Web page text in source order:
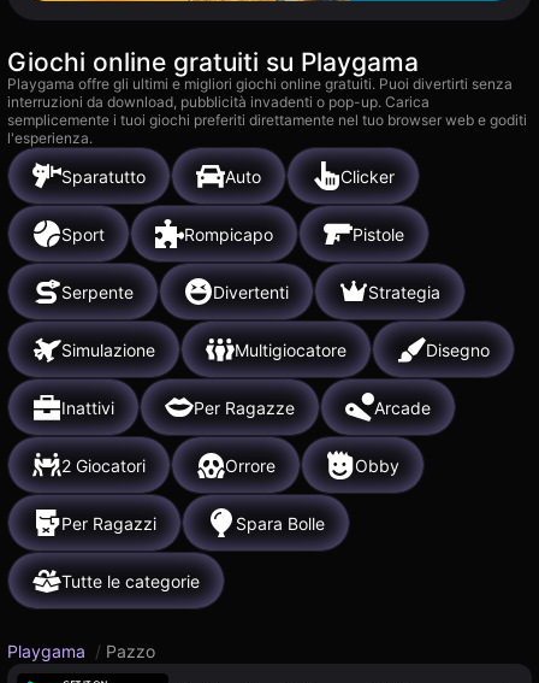
Giochi online gratuiti su Playgama
Playgama offre gli ultimi e migliori giochi online gratuiti. Puoi divertirti senza
interruzioni da download, pubblicità invadenti o pop-up. Carica
semplicemente i tuoi giochi preferiti direttamente nel tuo browser web e goditi
l'esperienza.
Sparatutto Auto Clicker
Sport Rompicapo Pistole
Serpente Divertenti Strategia
Simulazione Multigiocatore Disegno
Inattivi Per Ragazze Arcade
2 Giocatori Orrore Obby
Per Ragazzi Spara Bolle
Tutte le categorie
Playgama / Pazzo